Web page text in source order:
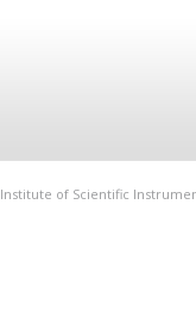
Institute of Scientific